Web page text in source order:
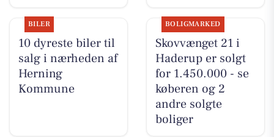
BILER
10 dyreste biler til
salg i nærheden af
Herning
Kommune
BOLIGMARKED
Skovvænget 21 i
Haderup er solgt
for 1.450.000 - se
køberen og 2
andre solgte
boliger